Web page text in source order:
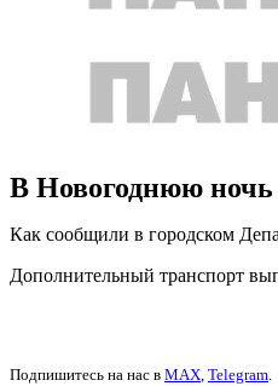
В Новогоднюю ночь
Как сообщили в городском
Дополнительный транспорт
Подпишитесь на нас в MAX, Telegram.